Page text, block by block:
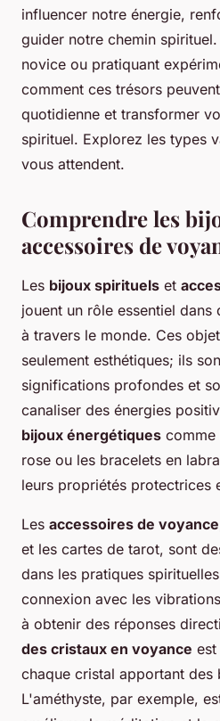
influencer notre énergie,
guider notre chemin
novice ou pratiquant
comment ces trésors
quotidienne et transformer
spirituel. Explorez les types
vous attendent.
Comprendre les
accessoires de
Les bijoux spirituels et
jouent un rôle essentiel dans
à travers le monde. Ces
seulement esthétiques; ils
significations profondes et
canaliser des énergies
bijoux énergétiques comme
rose ou les bracelets en
leurs propriétés protectrices
Les accessoires de voyance
et les cartes de tarot, sont
dans les pratiques
connexion avec les
à obtenir des réponses
des cristaux en voyance est
chaque cristal apportant des
L'améthyste, par exemple,